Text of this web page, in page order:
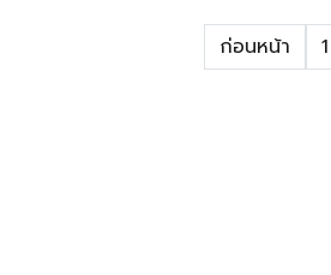
ก่อนหน้า 1